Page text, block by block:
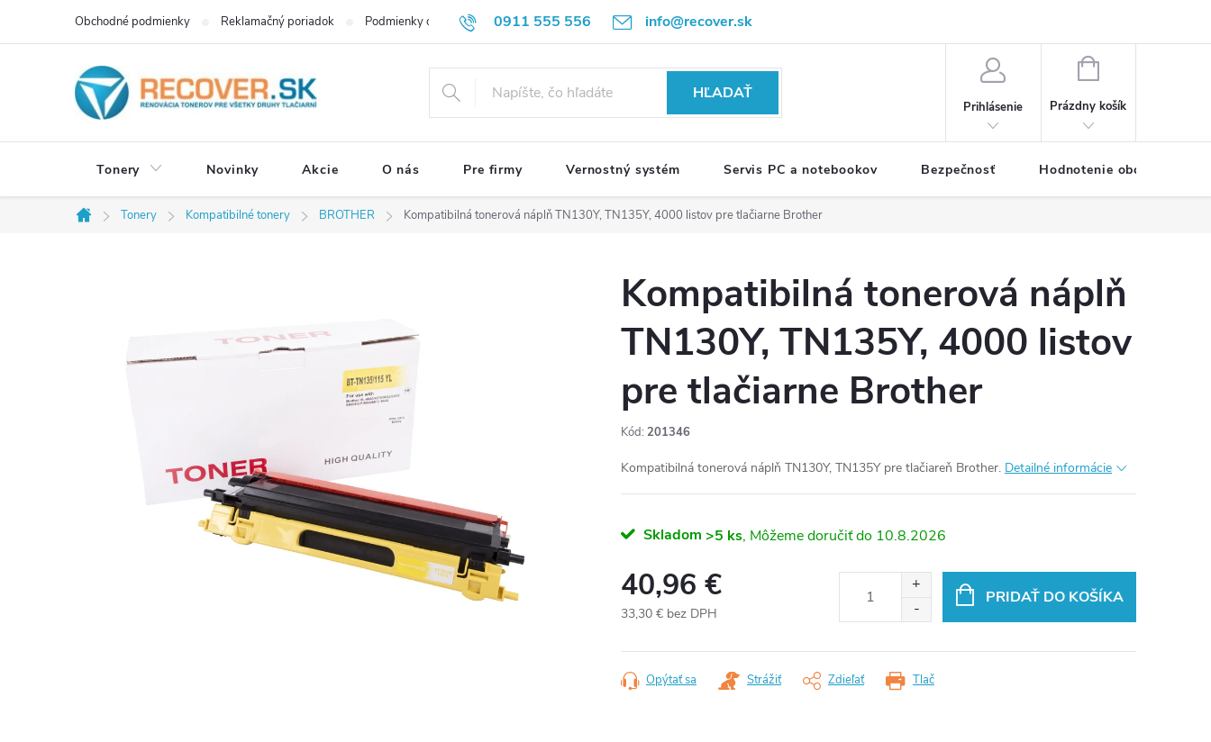
0911 555 556 info@recover.sk
Obchodné podmienky Reklamačný poriadok Podmienky ochrany osobných údajov Formulár na odstúpenie od zmluvy
HĽADAŤ
Prihlásenie
NÁKUPNÝ
Prázdny košík
Tonery Novinky Akcie O nás Pre firmy Vernostný systém Servis PC a notebookov Bezpečnosť Hodnotenie obchodu
Domov
Tonery Kompatibilné tonery BROTHER Kompatibilná tonerová náplň TN130Y, TN135Y, 4000 listov pre tlačiarne Brother
Kompatibilná tonerová náplň
TN130Y, TN135Y, 4000 listov
pre tlačiarne Brother
Kód: 201346
Kompatibilná tonerová náplň TN130Y, TN135Y pre tlačiareň Brother. Detailné informácie
Skladom >5 ks 10.8.2026
40,96 €
33,30 € bez DPH
cena:
PRIDAŤ DO KOŠÍKA
Tlač
Opýtať sa Strážiť Zdieľať